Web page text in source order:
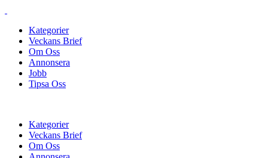
Kategorier
Veckans Brief
Om Oss
Annonsera
Jobb
Tipsa Oss
Kategorier
Veckans Brief
Om Oss